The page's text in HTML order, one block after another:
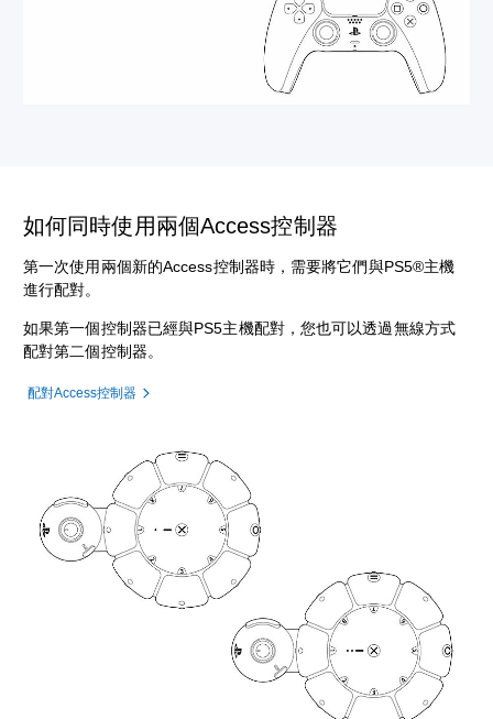
如何同時使用兩個Access控制器
第一次使用兩個新的Access控制器時，需要將它們與PS5®主機
進行配對。
如果第一個控制器已經與PS5主機配對，您也可以透過無線方式
配對第二個控制器。
配對Access控制器